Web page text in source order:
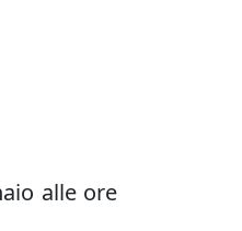
alle ore